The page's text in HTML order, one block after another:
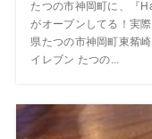
たつの市神岡町に、『
がオープンしてる！実
県たつの市神岡町東觜
イレブン たつの...